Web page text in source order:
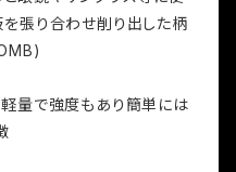
張り合わせ削り出した柄
量で強度もあり簡単には